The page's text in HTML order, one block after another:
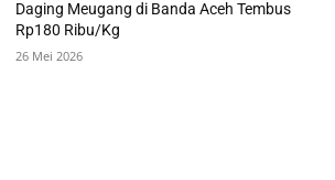
Daging Meugang di Banda Aceh Tembus
Rp180 Ribu/Kg
26 Mei 2026